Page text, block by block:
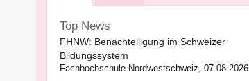
Top News
FHNW: Benachteiligung im Schweizer
Bildungssystem
Fachhochschule Nordwestschweiz, 07.08.2026